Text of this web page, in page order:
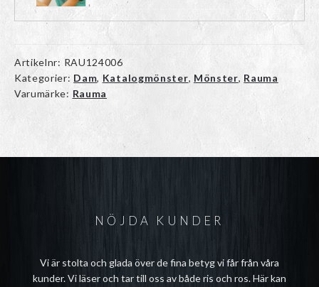
Artikelnr: RAU124006
Kategorier: Dam, Katalogmönster, Mönster, Rauma
Varumärke: Rauma
NÖJDA KUNDER
Vi är stolta och glada över de fina betyg vi får från våra
kunder. Vi läser och tar till oss av både ris och ros. Här kan